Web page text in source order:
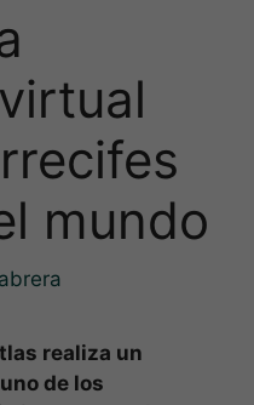
mundo
realiza un
de los